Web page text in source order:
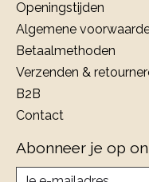
Openingstijden
Algemene
Betaalmethoden
Verzenden &
B2B
Contact
Abonneer je op